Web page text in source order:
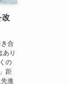
改
合
あり
の
距
進